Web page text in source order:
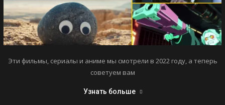
Эти фильмы, сериалы и аниме мы смотрели в 2022 году, а теперь
советуем вам
Узнать больше